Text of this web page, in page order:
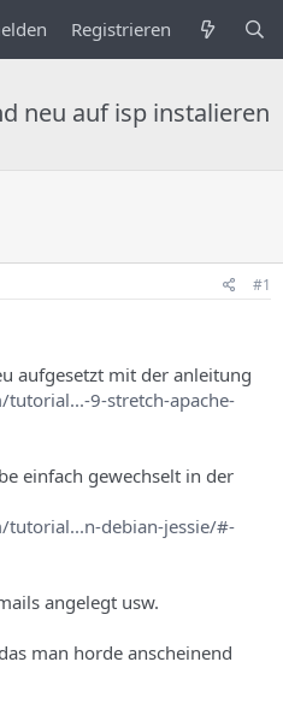
Registrieren
neu auf isp instalieren
#1
aufgesetzt mit der anleitung
9-stretch-apache-
einfach gewechselt in der
debian-jessie/#-
angelegt usw.
man horde anscheinend